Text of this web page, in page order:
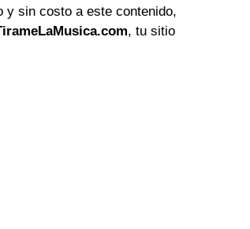
y sin costo a este contenido,
, tu sitio